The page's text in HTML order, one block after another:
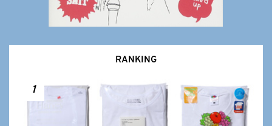
RANKING
1